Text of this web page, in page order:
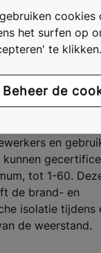
deuren van
Eén
brandwerende
in de ruimte,
en
tot 1-60.
de brand- en
isolatie tijdens
de weerstand.
het surfen op
te
Beheer de